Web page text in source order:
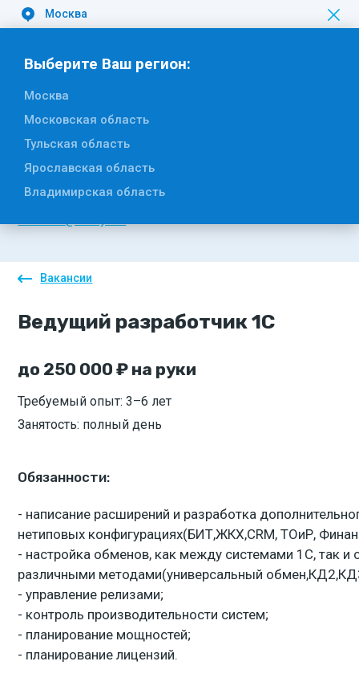
Москва
Выберите Ваш регион:
Москва
Московская область
Тульская область
Ярославская область
Владимирская область
Отдел кадров
Телефон
E-mail
Вакансии
Ведущий разработчик 1С
до 250 000 ₽ на руки
Требуемый опыт: 3–6 лет
Занятость: полный день
Обязанности:
- написание расширений и разработка
нетиповых конфигурациях(БИТ,ЖКХ,CRM, ТОиР,
- настройка обменов, как между системами 1С, так
различными методами(универсальный
- управление релизами;
- контроль производительности систем;
- планирование мощностей;
- планирование лицензий.